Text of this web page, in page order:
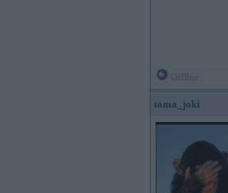
toma_joki